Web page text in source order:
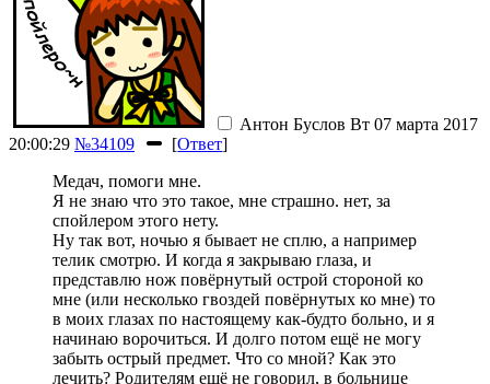
Антон Буслов Вт 07 марта 2017
20:00:29 №34109 [Ответ]
Медач, помоги мне.
Я не знаю что это такое, мне страшно. нет, за
спойлером этого нету.
Ну так вот, ночью я бывает не сплю, а например
телик смотрю. И когда я закрываю глаза, и
представлю нож повёрнутый острой стороной ко
мне (или несколько гвоздей повёрнутых ко мне) то
в моих глазах по настоящему как-будто больно, и я
начинаю ворочиться. И долго потом ещё не могу
забыть острый предмет. Что со мной? Как это
лечить? Родителям ещё не говорил, в больнице